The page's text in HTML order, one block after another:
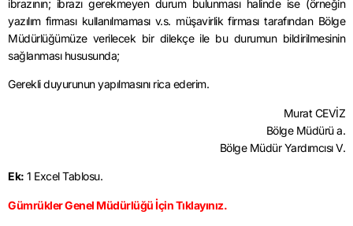
ibrazının; ibrazı gerekmeyen durum bulunması halinde ise (örneğin
yazılım firması kullanılmaması v.s. müşavirlik firması tarafından Bölge
Müdürlüğümüze verilecek bir dilekçe ile bu durumun bildirilmesinin
sağlanması hususunda;
Gerekli duyurunun yapılmasını rica ederim.
Murat CEVİZ
Bölge Müdürü a.
Bölge Müdür Yardımcısı V.
Ek: 1 Excel Tablosu.
Gümrükler Genel Müdürlüğü İçin Tıklayınız.